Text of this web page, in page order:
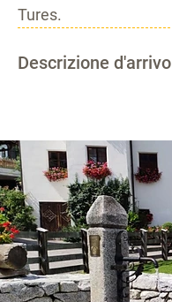
Tures.
Descrizione d'arrivo